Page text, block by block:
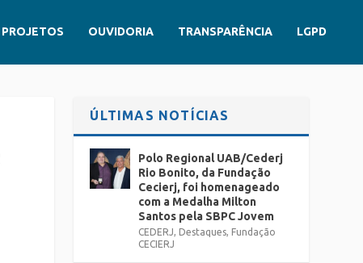
PROJETOS OUVIDORIA TRANSPARÊNCIA LGPD
ÚLTIMAS NOTÍCIAS
Polo Regional UAB/Cederj
Rio Bonito, da Fundação
Cecierj, foi homenageado
com a Medalha Milton
Santos pela SBPC Jovem
CEDERJ, Destaques, Fundação
CECIERJ